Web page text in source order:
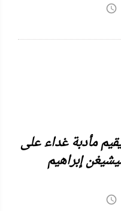
مأدبة غداء على
إبراهيم